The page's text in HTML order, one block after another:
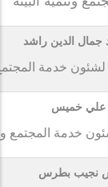
جمال الدين راشد
خدمة المجتمع
علي خميس
خدمة المجتمع
نجيب بطرس